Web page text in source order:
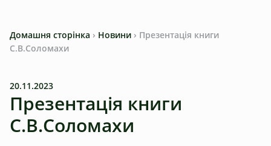
Домашня сторінка › Новини › Презентація книги
С.В.Соломахи
20.11.2023
Презентація книги
С.В.Соломахи